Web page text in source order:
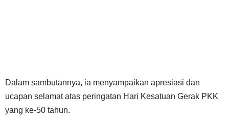
Dalam sambutannya, ia menyampaikan apresiasi dan
ucapan selamat atas peringatan Hari Kesatuan Gerak PKK
yang ke-50 tahun.